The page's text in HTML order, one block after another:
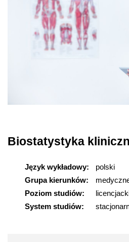
Biostatystyka
Język wykładowy:
polski
Grupa kierunków:
Poziom studiów:
System studiów: